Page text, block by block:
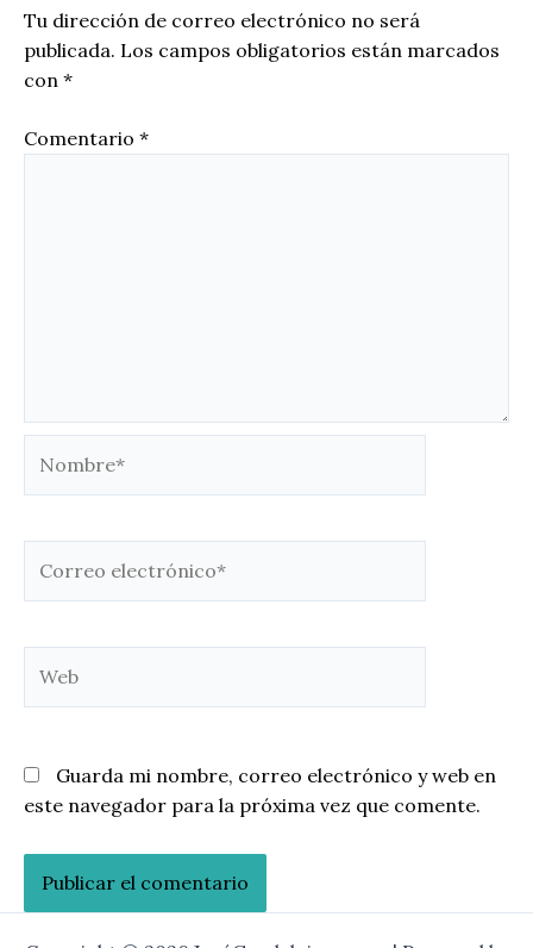
Tu dirección de correo electrónico no será
publicada. Los campos obligatorios están marcados
con *
Comentario *
electrónico*
Guarda mi nombre, correo electrónico y web en
este navegador para la próxima vez que comente.